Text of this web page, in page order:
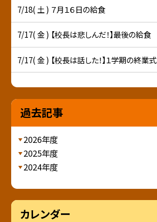
7/18( 土 ) ７月１６日の給食
7/17( 金 ) 【校長は悲しんだ！】最後の給食
7/17( 金 ) 【校長は話した！】１学期の終業式
過去記事
2026年度
2025年度
2024年度
カレンダー